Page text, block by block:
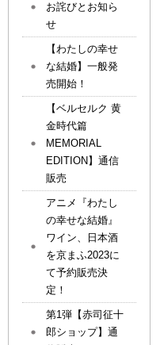
お詫びとお知ら
せ
【わたしの幸せ
な結婚】一般発
売開始！
【ベルセルク 黄
金時代篇
MEMORIAL
EDITION】通信
販売
アニメ『わたし
の幸せな結婚』
ワイン、日本酒
を京まふ2023に
て予約販売決
定！
第1弾【赤司征十
郎ショップ】通